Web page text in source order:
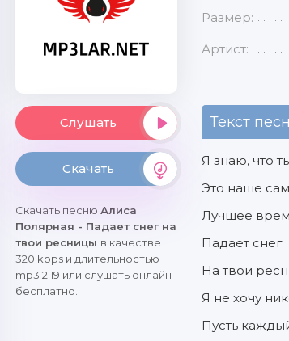
Слушать
Скачать
Скачать песню Алиса
Полярная - Падает снег на
твои ресницы в качестве
320 kbps и длительностью
mp3 2:19 или слушать онлайн
бесплатно.
Размер:
Артист:
Текст
Я знаю, что
Это наше
Лучшее
Падает снег
На твои
Я не хочу
Пусть